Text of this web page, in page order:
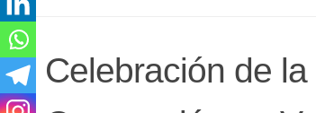
Celebración de